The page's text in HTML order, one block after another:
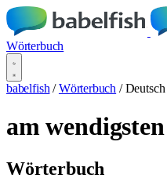
Wörterbuch
babelfish / Wörterbuch /
am wendigsten
Wörterbuch